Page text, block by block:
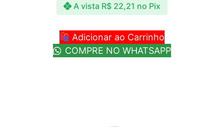
A vista R$ 22,21 no Pix
Adicionar ao Carrinho
COMPRE NO WHATSAPP